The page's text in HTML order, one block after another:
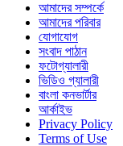
আমাদের সম্পর্কে
আমাদের পরিবার
যোগাযোগ
সংবাদ পাঠান
ফটোগ্যালারী
ভিডিও গ্যালারী
বাংলা কনভার্টার
আর্কাইভ
Privacy Policy
Terms of Use